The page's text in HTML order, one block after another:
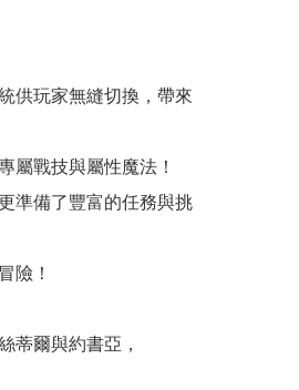
供玩家無縫切換，帶來
屬戰技與屬性魔法！
準備了豐富的任務與挑
險！
蒂爾與約書亞，